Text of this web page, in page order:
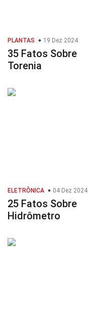
PLANTAS 19 Dez 2024
35 Fatos Sobre
Torenia
ELETRÔNICA 04 Dez 2024
25 Fatos Sobre
Hidrômetro